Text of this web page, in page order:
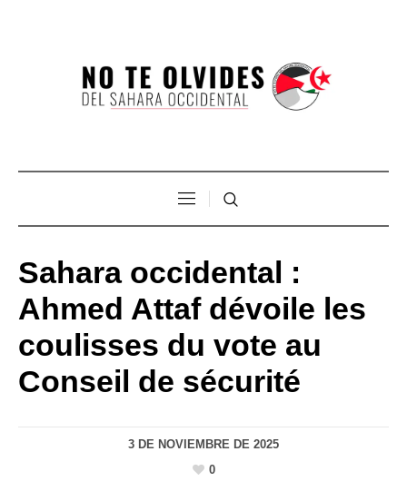
Sahara occidental :
Ahmed Attaf dévoile les
coulisses du vote au
Conseil de sécurité
3 DE NOVIEMBRE DE 2025
0